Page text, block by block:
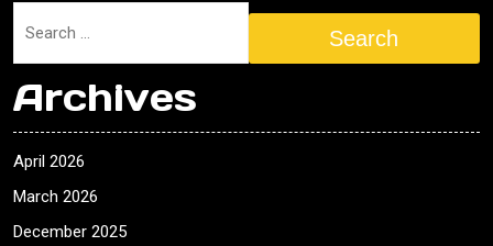
Search
Archives
April 2026
March 2026
December 2025